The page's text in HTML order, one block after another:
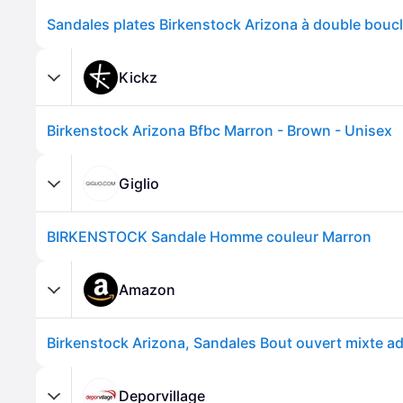
Kickz
Birkenstock Arizona Bfbc Marron - Brown - Unisex
Giglio
BIRKENSTOCK Sandale Homme couleur Marron
Amazon
Deporvillage